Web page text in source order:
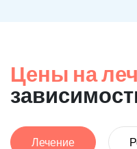
Цены на
Лечение